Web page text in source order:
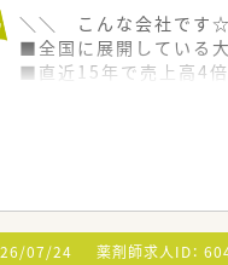
＼＼ こんな会社で
■全国に展開している
■直近15年で売上高4倍
■連休の取得も可能！
■「社員購買割引制度
■プラチナくるみんマ
女ともに働きやすい社
■女性のワーク・ライフ
07/24 薬剤師求人ID：